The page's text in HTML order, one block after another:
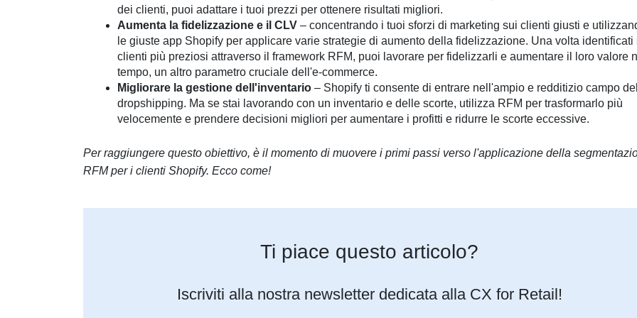
dei clienti, puoi adattare i tuoi prezzi per ottenere risultati migliori.
Aumenta la fidelizzazione e il CLV – concentrando i tuoi sforzi di marketing sui clienti giusti e
le giuste app Shopify per applicare varie strategie di aumento della fidelizzazione. Una volta identificati
clienti più preziosi attraverso il framework RFM, puoi lavorare per fidelizzarli e aumentare il loro valore
tempo, un altro parametro cruciale dell'e-commerce.
Migliorare la gestione dell'inventario – Shopify ti consente di entrare nell'ampio e redditizio campo del
dropshipping. Ma se stai lavorando con un inventario e delle scorte, utilizza RFM per trasformarlo più
velocemente e prendere decisioni migliori per aumentare i profitti e ridurre le scorte eccessive.
Per raggiungere questo obiettivo, è il momento di muovere i primi passi verso l'applicazione della
RFM per i clienti Shopify. Ecco come!
Ti piace questo articolo?
Iscriviti alla nostra newsletter dedicata alla CX for Retail!